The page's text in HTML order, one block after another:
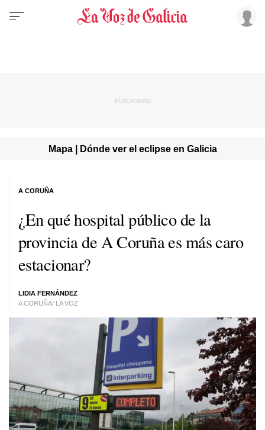
Mapa | Dónde ver el eclipse en Galicia
¿En qué hospital público de la
provincia de A Coruña es más caro
estacionar?
LIDIA FERNÁNDEZ
A CORUÑA/ LA VOZ
A CORUÑA